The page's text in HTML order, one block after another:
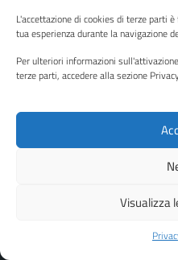
L'accettazione di cookies di terze parti
tua esperienza durante la navigazione
Per ulteriori informazioni
terze parti, accedere alla sezione
Visualizza
Piano di miglioramento del sito